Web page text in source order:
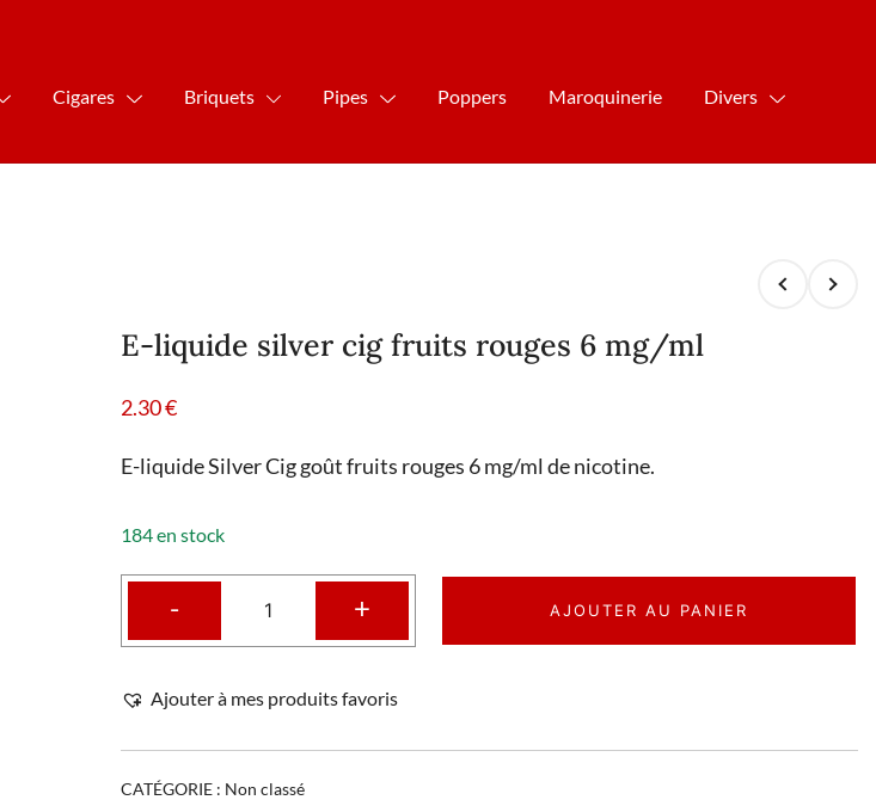
Cigares Briquets Pipes Poppers Maroquinerie Divers
E-liquide silver cig fruits rouges 6 mg/ml
2.30€
E-liquide Silver Cig goût fruits rouges 6 mg/ml de nicotine.
184 en stock
- + AJOUTER AU PANIER
Ajouter à mes produits favoris
CATÉGORIE : Non classé